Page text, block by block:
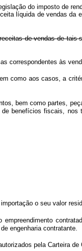
do imposto de
da receita líquida de
de vendas de tais
correspondentes às
como aos casos, a
bem como partes,
benefícios fiscais,
o seu valor
engenharia contratante.
pela Carteira